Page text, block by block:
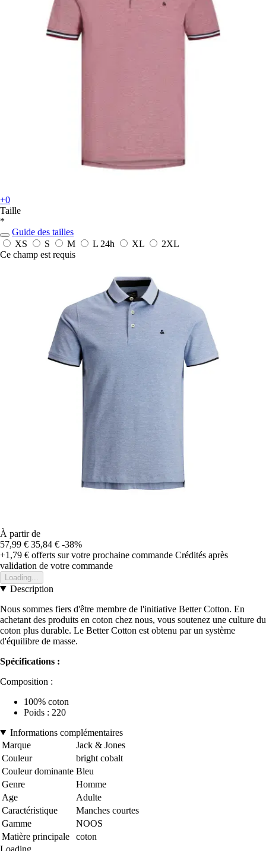
+0
Taille
*
Guide des tailles
XS
S M L 24h XL
2XL
Ce champ est requis
À partir de
57,99 € 35,84 € -38%
+1,79 € offerts sur votre prochaine commande Crédités après
validation de votre commande
Loading...
Description
Nous sommes fiers d'être membre de l'initiative Better Cotton. En
achetant des produits en coton chez nous, vous soutenez une culture du
coton plus durable. Le Better Cotton est obtenu par un système
d'équilibre de masse.
Spécifications :
Composition :
100% coton
Poids : 220
Informations complémentaires
Marque
Jack & Jones
Couleur
bright cobalt
Couleur dominante Bleu
Genre
Homme
Age
Adulte
Caractéristique
Manches courtes
Gamme
NOOS
Matière principale
coton
Loading...